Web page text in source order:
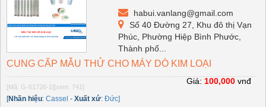
habui.vanlang@gmail.com
Số 40 Đường 27, Khu đô thị Vạn
Phúc, Phường Hiệp Bình Phước,
Thành phố...
CUNG CẤP MẪU THỬ CHO MÁY DÒ KIM LOẠI
[Mã: G-61726-1] [xem: 741]
[Nhãn hiệu: Cassel - Xuất xứ: Đức]
Giá: 100,000 vnđ